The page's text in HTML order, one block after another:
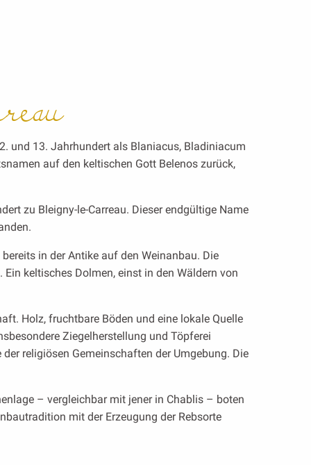
und 13. Jahrhundert als Blaniacus, Bladiniacum
auf den keltischen Gott Belenos zurück,
zu Bleigny-le-Carreau. Dieser endgültige Name
in der Antike auf den Weinanbau. Die
keltisches Dolmen, einst in den Wäldern von
Holz, fruchtbare Böden und eine lokale Quelle
Ziegelherstellung und Töpferei
religiösen Gemeinschaften der Umgebung. Die
– vergleichbar mit jener in Chablis – boten
mit der Erzeugung der Rebsorte